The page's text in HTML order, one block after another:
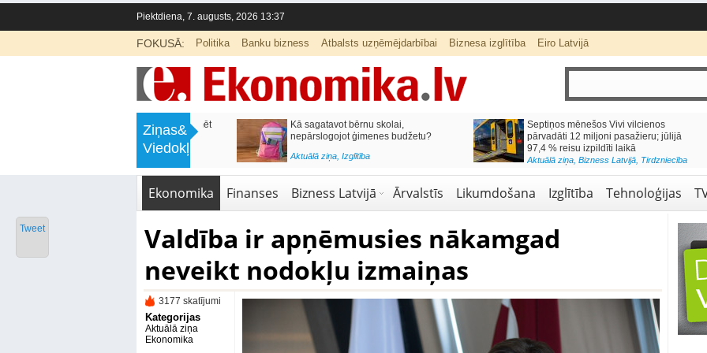
Piektdiena, 7. augusts, 2026 13:37
FOKUSĀ: Politika Banku bizness Atbalsts uzņēmējdarbībai Biznesa izglītība Eiro Latvijā
Ziņas&
Viedokļi
Labklājības ministrija rosina reformēt
un būtiski uzlabot vecāku pabalstu
Kā sagatavot bērnu skolai,
nepārslogojot ģimenes budžetu?
Aktuālā ziņa,Izglītība
Septiņos mēnešos Vivi vilcienos
pārvadāti 12 miljoni pasažieru; jūlijā
97,4 % reisu izpildīti laikā
Aktuālā ziņa,Bizness Latvijā,Tirdzniecība
Ekonomika Finanses Bizness Latvijā Ārvalstīs Likumdošana Izglītība Tehnoloģijas
Valdība ir apņēmusies nākamgad
neveikt nodokļu izmaiņas
3177 skatījumi
Kategorijas
Aktuālā ziņa
Ekonomika
Tweet